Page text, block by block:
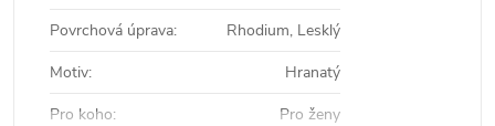
Povrchová úprava:
Rhodium, Lesklý
Motiv:
Hranatý
Pro koho:
Pro ženy